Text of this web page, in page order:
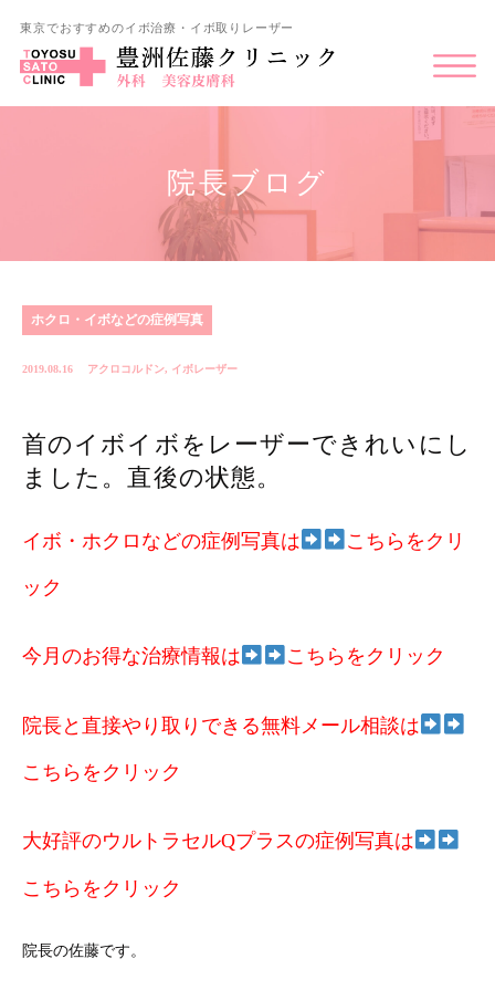
東京でおすすめのイボ治療・イボ取りレーザー
院長ブログ
ホクロ・イボなどの症例写真
2019.08.16 アクロコルドン, イボレーザー
首のイボイボをレーザーできれいにし
ました。直後の状態。
イボ・ホクロなどの症例写真は こちらをクリ
ック
今月のお得な治療情報は こちらをクリック
院長と直接やり取りできる無料メール相談は
こちらをクリック
大好評のウルトラセルQプラスの症例写真は
こちらをクリック
院長の佐藤です。